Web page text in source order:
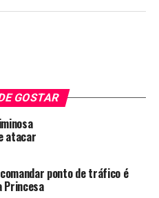
GOSTAR
atacar
ponto de tráfico é
Princesa